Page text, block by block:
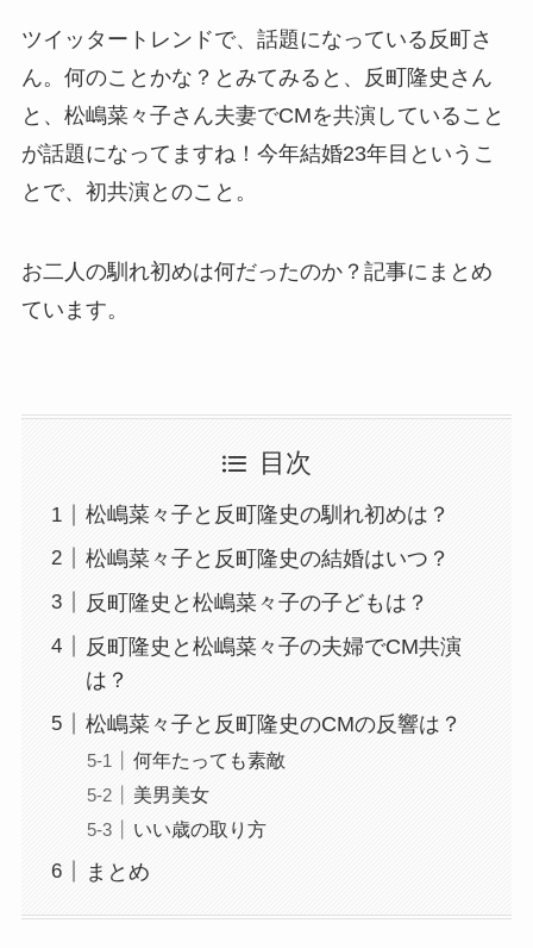
ツイッタートレンドで、話題になっている反町さ
ん。何のことかな？とみてみると、反町隆史さん
と、松嶋菜々子さん夫妻でCMを共演していること
が話題になってますね！今年結婚23年目というこ
とで、初共演とのこと。
お二人の馴れ初めは何だったのか？記事にまとめ
ています。
目次
松嶋菜々子と反町隆史の馴れ初めは？
松嶋菜々子と反町隆史の結婚はいつ？
反町隆史と松嶋菜々子の子どもは？
反町隆史と松嶋菜々子の夫婦でCM共演
は？
松嶋菜々子と反町隆史のCMの反響は？
何年たっても素敵
美男美女
いい歳の取り方
まとめ